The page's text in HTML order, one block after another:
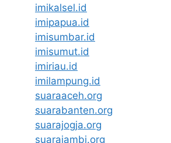
imikalsel.id
imipapua.id
imisumbar.id
imisumut.id
imiriau.id
imilampung.id
suaraaceh.org
suarabanten.org
suarajogja.org
suarajambi.org